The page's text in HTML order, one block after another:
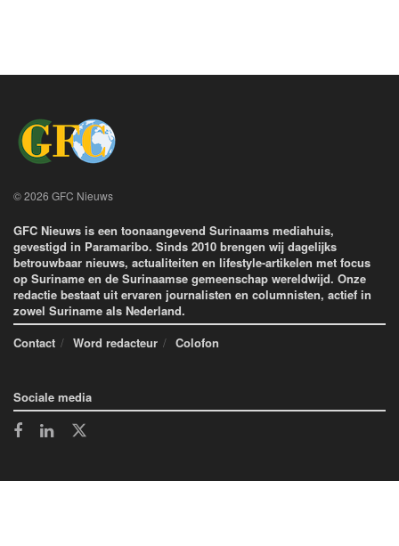
© 2026 GFC Nieuws
GFC Nieuws is een toonaangevend Surinaams mediahuis,
gevestigd in Paramaribo. Sinds 2010 brengen wij dagelijks
betrouwbaar nieuws, actualiteiten en lifestyle-artikelen met focus
op Suriname en de Surinaamse gemeenschap wereldwijd. Onze
redactie bestaat uit ervaren journalisten en columnisten, actief in
zowel Suriname als Nederland.
Contact
Word redacteur Colofon
Sociale media